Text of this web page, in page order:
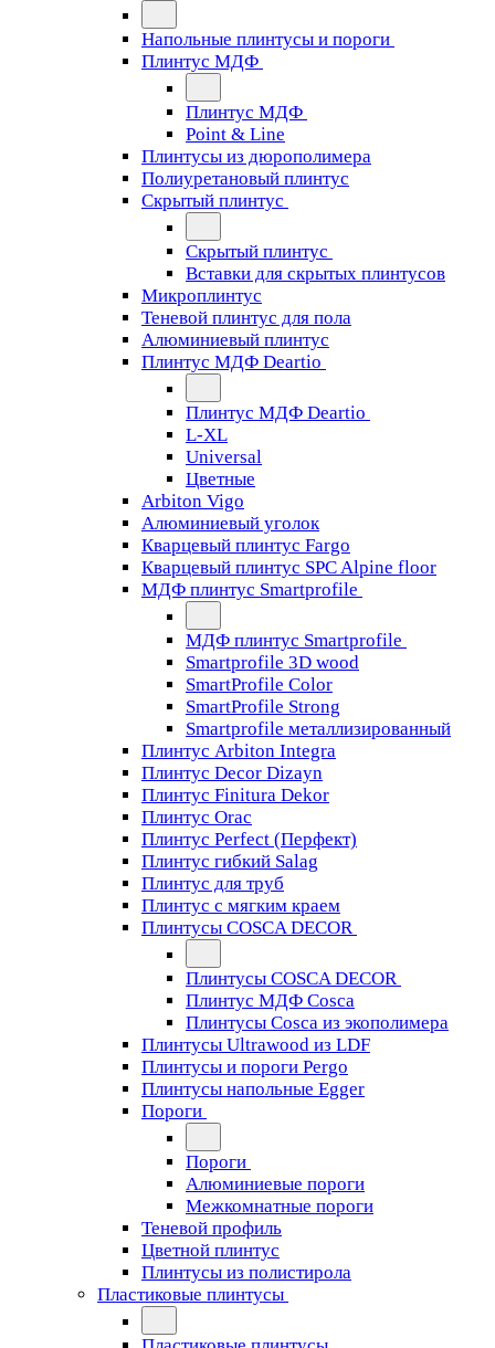
Напольные плинтусы и пороги
Плинтус МДФ
Плинтус МДФ
Point & Line
Плинтусы из дюрополимера
Полиуретановый плинтус
Скрытый плинтус
Скрытый плинтус
Вставки для скрытых плинтусов
Микроплинтус
Теневой плинтус для пола
Алюминиевый плинтус
Плинтус МДФ Deartio
Плинтус МДФ Deartio
L-XL
Universal
Цветные
Arbiton Vigo
Алюминиевый уголок
Кварцевый плинтус Fargo
Кварцевый плинтус SPC Alpine floor
МДФ плинтус Smartprofile
МДФ плинтус Smartprofile
Smartprofile 3D wood
SmartProfile Color
SmartProfile Strong
Smartprofile металлизированный
Плинтус Arbiton Integra
Плинтус Decor Dizayn
Плинтус Finitura Dekor
Плинтус Orac
Плинтус Perfect (Перфект)
Плинтус гибкий Salag
Плинтус для труб
Плинтус с мягким краем
Плинтусы COSCA DECOR
Плинтусы COSCA DECOR
Плинтус МДФ Cosca
Плинтусы Cosca из экополимера
Плинтусы Ultrawood из LDF
Плинтусы и пороги Pergo
Плинтусы напольные Egger
Пороги
Пороги
Алюминиевые пороги
Межкомнатные пороги
Теневой профиль
Цветной плинтус
Плинтусы из полистирола
Пластиковые плинтусы